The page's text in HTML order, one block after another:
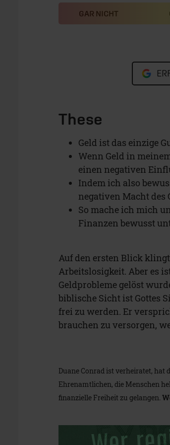
GAR NICHT
These
Geld ist das einzige
Wenn Geld in
einen negativen
Indem ich also
negativen Macht des
So mache ich mich
Finanzen bewusst
Auf den ersten Blick
Arbeitslosigkeit. Aber es
Geldprobleme gelöst
biblische Sicht ist Gottes
frei zu werden. Er
brauchen zu versorgen,
Duane Conrad ist verheiratet, hat
Ehrenamtlichen, die Menschen
finanzielle Freiheit zu gelangen.